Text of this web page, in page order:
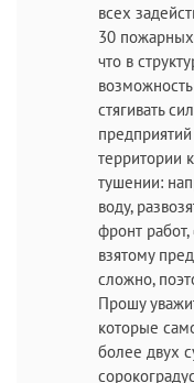
всех
30
что в
стягивать
территории
тушении:
воду,
фронт
взятому
сложно,
Прошу
которые
более двух